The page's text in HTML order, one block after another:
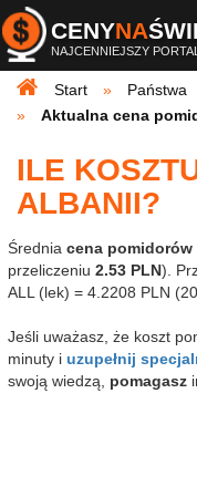
CENYNA
NAJCENNIEJSZY
Start
Państwa
Aktualna cena
ILE
ALBANII?
Średnia cena pomidorów
przeliczeniu 2.53 PLN).
ALL (lek) = 4.2208 PLN
Jeśli uważasz, że koszt
minuty i uzupełnij
swoją wiedzą, pomagasz